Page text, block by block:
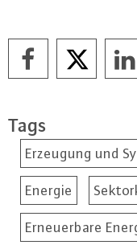
Tags
Erzeugung und
Energie
Erneuerbare